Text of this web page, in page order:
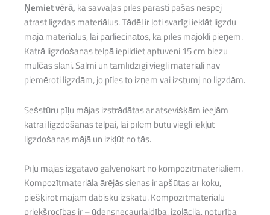
Ņemiet vērā, ka savvaļas pīles parasti pašas nespēj
atrast ligzdas materiālus. Tādēļ ir ļoti svarīgi ieklāt ligzdu
mājā materiālus, lai pārliecinātos, ka pīles mājokli pieņem.
Katrā ligzdošanas telpā iepildiet aptuveni 15 cm biezu
mulčas slāni. Salmi un tamlīdzīgi viegli materiāli nav
piemēroti ligzdām, jo pīles to izņem vai izstumj no ligzdām.
Sešstūru pīļu mājas izstrādātas ar atsevišķām ieejām
katrai ligzdošanas telpai, lai pīlēm būtu viegli iekļūt
ligzdošanas mājā un izkļūt no tās.
Pīļu mājas izgatavo galvenokārt no kompozītmateriāliem.
Kompozītmateriāla ārējās sienas ir apšūtas ar koku,
piešķirot mājām dabisku izskatu. Kompozītmateriālu
priekšrocības ir – ūdensnecaurlaidība, izolācija, noturība